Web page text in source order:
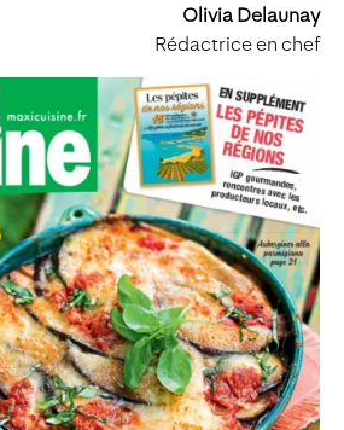
Olivia Delaunay
Rédactrice en chef